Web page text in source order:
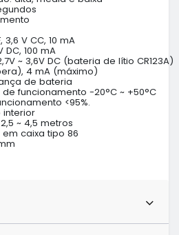
V CC, 10 mA
100 mA
~ 3,6V DC (bateria de lítio CR123A)
4 mA (máximo)
de bateria
funcionamento -20°C ~ +50°C
<95%.
interior
~ 4,5 metros
caixa tipo 86